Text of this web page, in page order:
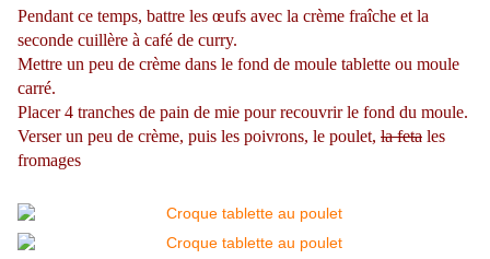
Pendant ce temps, battre les œufs avec la crème fraîche et la
seconde cuillère à café de curry.
Mettre un peu de crème dans le fond de moule tablette ou moule
carré.
Placer 4 tranches de pain de mie pour recouvrir le fond du moule.
Verser un peu de crème, puis les poivrons, le poulet, la feta les
fromages